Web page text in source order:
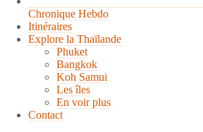
Chronique Hebdo
Itinéraires
Explore la Thaïlande
Phuket
Bangkok
Koh Samui
Les îles
En voir plus
Contact